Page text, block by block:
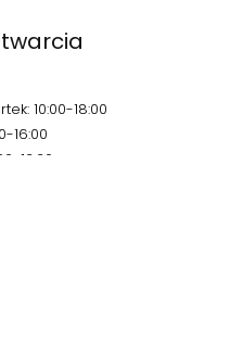
10:00-18:00
16:00
13:30